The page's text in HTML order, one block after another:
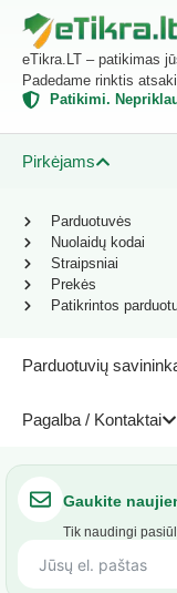
eTikra.LT – patikimas
Padedame rinktis
Patikimi.
Pirkėjams
Parduotuvių
Pagalba / Kontaktai
Parduotuvės
Nuolaidų kodai
Straipsniai
Prekės
Patikrintos
Gaukite
Tik naudingi